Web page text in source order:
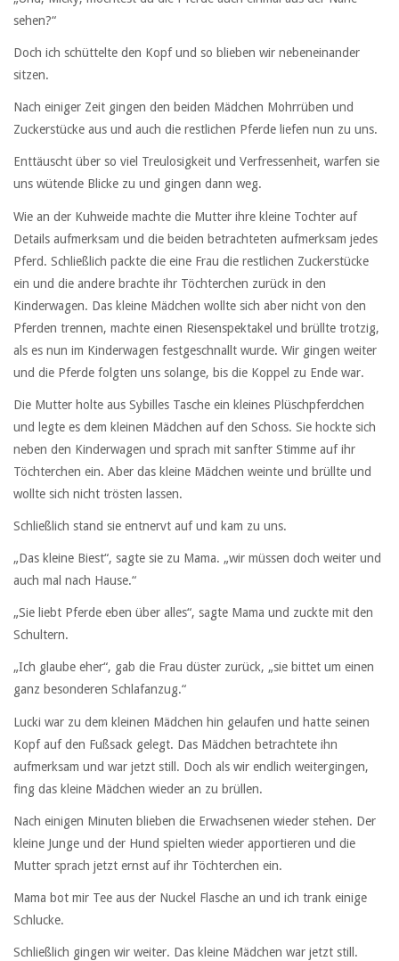
sehen?“
Doch ich schüttelte den Kopf und so blieben wir nebeneinander
sitzen.
Nach einiger Zeit gingen den beiden Mädchen Mohrrüben und
Zuckerstücke aus und auch die restlichen Pferde liefen nun zu uns.
Enttäuscht über so viel Treulosigkeit und Verfressenheit, warfen sie
uns wütende Blicke zu und gingen dann weg.
Wie an der Kuhweide machte die Mutter ihre kleine Tochter auf
Details aufmerksam und die beiden betrachteten aufmerksam jedes
Pferd. Schließlich packte die eine Frau die restlichen Zuckerstücke
ein und die andere brachte ihr Töchterchen zurück in den
Kinderwagen. Das kleine Mädchen wollte sich aber nicht von den
Pferden trennen, machte einen Riesenspektakel und brüllte trotzig,
als es nun im Kinderwagen festgeschnallt wurde. Wir gingen weiter
und die Pferde folgten uns solange, bis die Koppel zu Ende war.
Die Mutter holte aus Sybilles Tasche ein kleines Plüschpferdchen
und legte es dem kleinen Mädchen auf den Schoss. Sie hockte sich
neben den Kinderwagen und sprach mit sanfter Stimme auf ihr
Töchterchen ein. Aber das kleine Mädchen weinte und brüllte und
wollte sich nicht trösten lassen.
Schließlich stand sie entnervt auf und kam zu uns.
„Das kleine Biest“, sagte sie zu Mama. „wir müssen doch weiter und
auch mal nach Hause.“
„Sie liebt Pferde eben über alles“, sagte Mama und zuckte mit den
Schultern.
„Ich glaube eher“, gab die Frau düster zurück, „sie bittet um einen
ganz besonderen Schlafanzug.“
Lucki war zu dem kleinen Mädchen hin gelaufen und hatte seinen
Kopf auf den Fußsack gelegt. Das Mädchen betrachtete ihn
aufmerksam und war jetzt still. Doch als wir endlich weitergingen,
fing das kleine Mädchen wieder an zu brüllen.
Nach einigen Minuten blieben die Erwachsenen wieder stehen. Der
kleine Junge und der Hund spielten wieder apportieren und die
Mutter sprach jetzt ernst auf ihr Töchterchen ein.
Mama bot mir Tee aus der Nuckel Flasche an und ich trank einige
Schlucke.
Schließlich gingen wir weiter. Das kleine Mädchen war jetzt still.